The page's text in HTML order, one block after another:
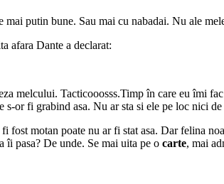
putin bune. Sau mai cu nabadai. Nu ale
afara Dante a declarat:
melcului. Tacticooosss.Timp în care eu îmi
s-or fi grabind asa. Nu ar sta si ele pe loc nici
fost motan poate nu ar fi stat asa. Dar felina
îi pasa? De unde. Se mai uita pe o carte, mai